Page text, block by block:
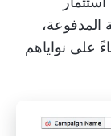
المدفوعة،
على نواياهم